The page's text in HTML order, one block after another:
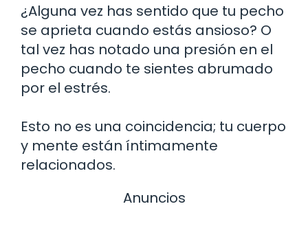
¿Alguna vez has sentido que tu pecho
se aprieta cuando estás ansioso? O
tal vez has notado una presión en el
pecho cuando te sientes abrumado
por el estrés.
Esto no es una coincidencia; tu cuerpo
y mente están íntimamente
relacionados.
Anuncios